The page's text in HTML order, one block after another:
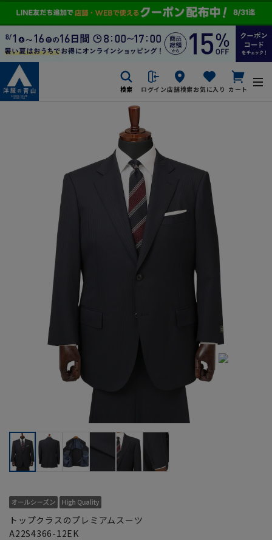
検索 ログイン店舗検索お気に入り カート
トップクラスのプレミアムスーツ
A22S4366-12EK